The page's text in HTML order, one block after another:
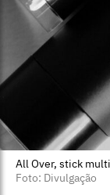
All Over, stick
Foto: Divulgação